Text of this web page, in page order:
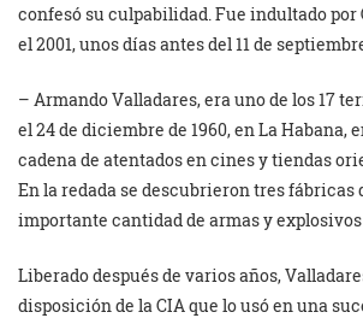
confesó su culpabilidad. Fue indultado por
el 2001, unos días antes del 11 de
– Armando Valladares, era uno de los 17
el 24 de diciembre de 1960, en La Habana,
cadena de atentados en cines y tiendas
En la redada se descubrieron tres fábricas
importante cantidad de armas y explosivos .
Liberado después de varios años,
disposición de la CIA que lo usó en una